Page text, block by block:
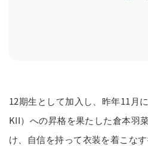
12期生として加入し、昨年11月
KII）への昇格を果たした倉本羽
け、自信を持って衣装を着こな